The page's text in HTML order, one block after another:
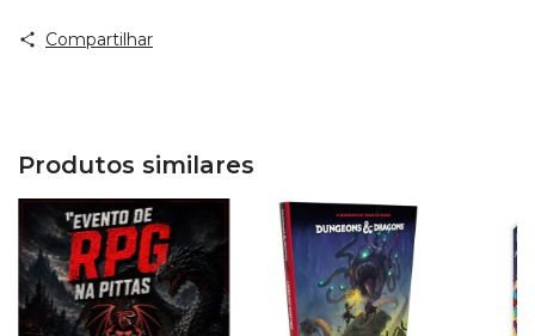
Compartilhar
Produtos similares